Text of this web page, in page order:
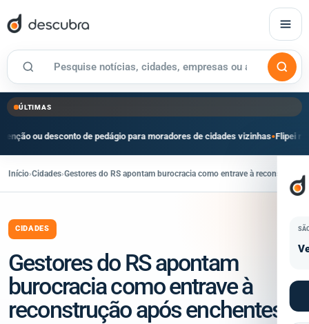
ÚLTIMAS
de pedágio para moradores de cidades vizinhas●Flipei reúne mais de
Início›Cidades›Gestores do RS apontam burocracia como entrave à reconstrução
CIDADES
Gestores do RS apontam
burocracia como entrave à
reconstrução após enchentes